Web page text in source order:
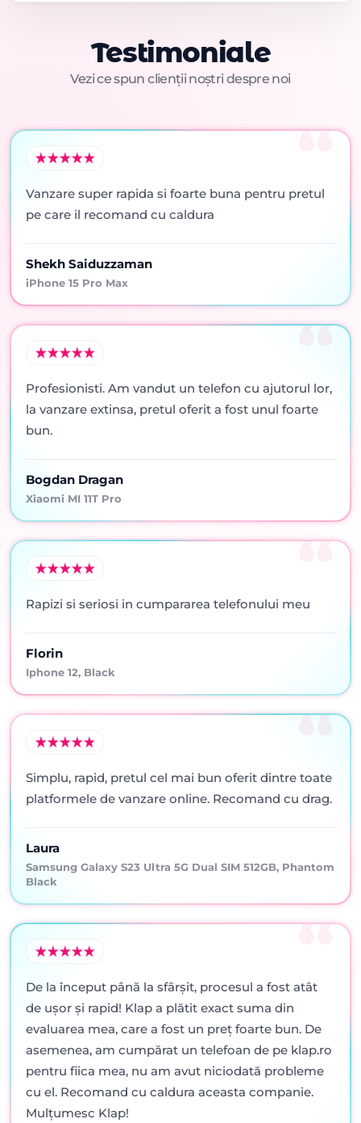
Testimoniale
Vezi ce spun clienții noștri despre noi
Vanzare super rapida si foarte buna pentru pretul
pe care il recomand cu caldura
Shekh Saiduzzaman
iPhone 15 Pro Max
Profesionisti. Am vandut un telefon cu ajutorul lor,
la vanzare extinsa, pretul oferit a fost unul foarte
bun.
Bogdan Dragan
Xiaomi MI 11T Pro
Rapizi si seriosi in cumpararea telefonului meu
Florin
Iphone 12, Black
Simplu, rapid, pretul cel mai bun oferit dintre toate
platformele de vanzare online. Recomand cu drag.
Laura
Samsung Galaxy S23 Ultra 5G Dual SIM 512GB, Phantom
Black
De la început până la sfârșit, procesul a fost atât
de ușor și rapid! Klap a plătit exact suma din
evaluarea mea, care a fost un preț foarte bun. De
asemenea, am cumpărat un telefoan de pe klap.ro
pentru fiica mea, nu am avut niciodată probleme
cu el. Recomand cu caldura aceasta companie.
Mulțumesc Klap!